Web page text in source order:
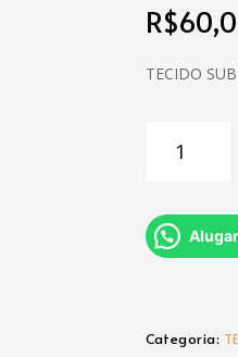
R$
TECIDO
SUBLIMAÇÃO
quantidade
Categoria: